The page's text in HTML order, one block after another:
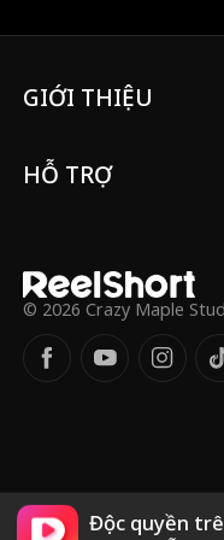
GIỚI THIỆU
HỖ TRỢ
© 2026 Crazy Maple
Độc quyền